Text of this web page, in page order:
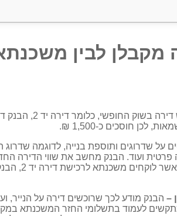
מקבלן לבין
כאשר נוטלים משכנתא
חוסכים כ-1,500 ₪.
על שדרוגים ותוספת בנייה, לדוגמה
פרטית ועוד. הבנק מחשב את שווי הדירה
התוספות והשדרוגים, לכן
– הבנק מודע לכך שרוכשים דירה על הנייר,
לעמוד בתשלומי החזר המשכנתא